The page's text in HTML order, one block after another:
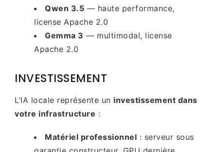
Qwen 3.5 — haute performance,
license Apache 2.0
Gemma 3 — multimodal, license
Apache 2.0
INVESTISSEMENT
L’IA locale représente un investissement dans
votre infrastructure :
Matériel professionnel : serveur sous